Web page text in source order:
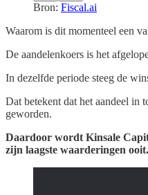
Bron: Fiscal.ai
Waarom is dit momenteel een
De aandelenkoers is het
In dezelfde periode steeg de
Dat betekent dat het aandeel in
geworden.
Daardoor wordt Kinsale
zijn laagste waarderingen ooit.